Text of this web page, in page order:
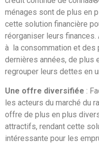
ménages sont de plus en
cette solution financière
réorganiser leurs finances.
à la consommation et
dernières années, de plus
regrouper leurs dettes en
Une offre diversifiée :
les acteurs du marché du
offre de plus en plus
attractifs, rendant cette
intéressante pour les